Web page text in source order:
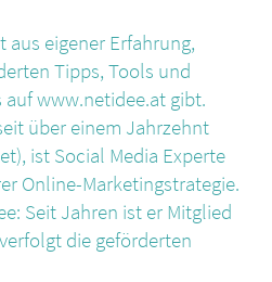
eigener Erfahrung,
Tipps, Tools und
www.netidee.at gibt.
über einem Jahrzehnt
ist Social Media Experte
Online-Marketingstrategie.
Seit Jahren ist er Mitglied
die geförderten